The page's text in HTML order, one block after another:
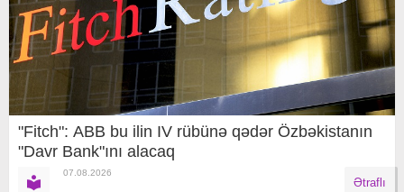
"Fitch": ABB bu ilin IV rübünə qədər Özbəkistanın
"Davr Bank"ını alacaq
07.08.2026
Ətraflı